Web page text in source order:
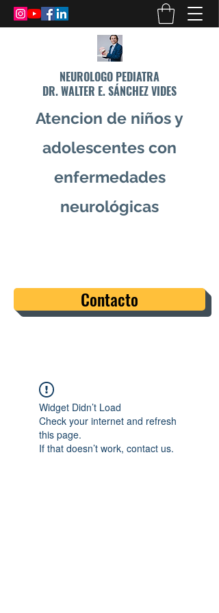
NEUROLOGO PEDIATRA
DR. WALTER E. SÁNCHEZ VIDES
Atencion de niños y
adolescentes con
enfermedades
neurológicas
Contacto
Widget Didn’t Load
Check your internet and refresh
this page.
If that doesn’t work, contact us.